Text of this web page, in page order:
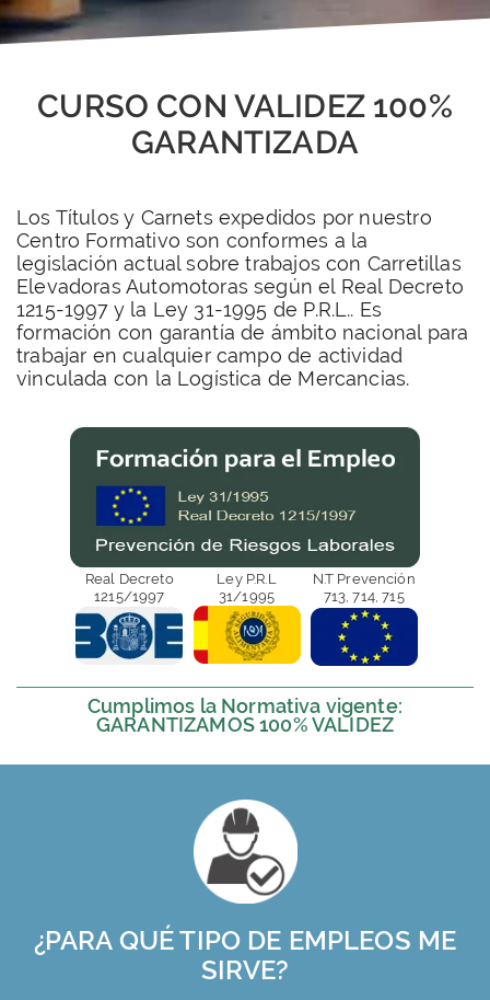
CURSO CON VALIDEZ 100%
GARANTIZADA
Los Títulos y Carnets expedidos por nuestro
Centro Formativo son conformes a la
legislación actual sobre trabajos con Carretillas
Elevadoras Automotoras según el Real Decreto
1215-1997 y la Ley 31-1995 de P.R.L.. Es
formación con garantía de ámbito nacional para
trabajar en cualquier campo de actividad
vinculada con la Logística de Mercancias.
Real Decreto
1215/1997
Ley P.R.L
31/1995
N.T Prevención
713, 714, 715
Cumplimos la Normativa vigente:
GARANTIZAMOS 100% VALIDEZ
¿PARA QUÉ TIPO DE EMPLEOS ME
SIRVE?